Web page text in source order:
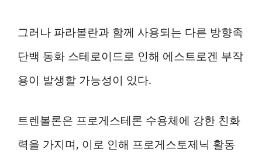
그러나 파라볼란과 함께 사용되는 다른 방향족
단백 동화 스테로이드로 인해 에스트로겐 부작
용이 발생할 가능성이 있다.
트렌볼론은 프로게스테론 수용체에 강한 친화
력을 가지며, 이로 인해 프로게스토제닉 활동